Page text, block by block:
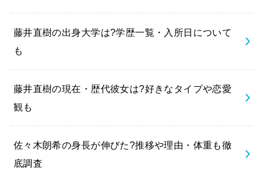
藤井直樹の出身大学は?学歴一覧・入所日について
も
藤井直樹の現在・歴代彼女は?好きなタイプや恋愛
観も
佐々木朗希の身長が伸びた?推移や理由・体重も徹
底調査